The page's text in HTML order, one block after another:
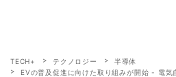
TECH+ テクノロジー
半導体
EVの普及促進に向けた取り組みが開始 - 電気